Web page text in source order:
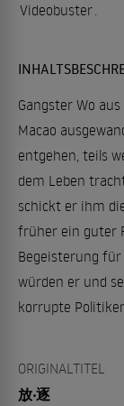
Videobuster.
Gangster Wo
Macao
entgehen, teils
dem Leben
schickt er ihm
früher ein guter
Begeisterung
würden er und
korrupte
ORIGINALTITEL
放‧逐